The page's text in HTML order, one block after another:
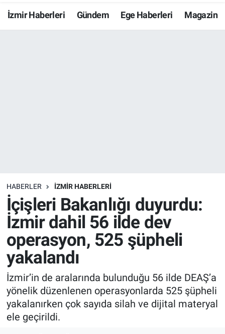
İzmir Haberleri Gündem Ege Haberleri Magazin
HABERLER İZMİR HABERLERİ
İçişleri Bakanlığı duyurdu:
İzmir dahil 56 ilde dev
operasyon, 525 şüpheli
yakalandı
İzmir’in de aralarında bulunduğu 56 ilde DEAŞ’a
yönelik düzenlenen operasyonlarda 525 şüpheli
yakalanırken çok sayıda silah ve dijital materyal
ele geçirildi.
Resmi İlanlar